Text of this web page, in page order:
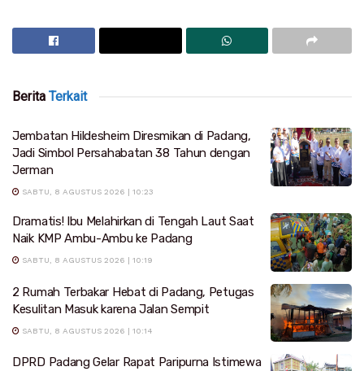
Berita Terkait
Jembatan Hildesheim Diresmikan di Padang,
Jadi Simbol Persahabatan 38 Tahun dengan
Jerman
SABTU, 8 AGUSTUS 2026 | 10:23
Dramatis! Ibu Melahirkan di Tengah Laut Saat
Naik KMP Ambu-Ambu ke Padang
SABTU, 8 AGUSTUS 2026 | 10:19
2 Rumah Terbakar Hebat di Padang, Petugas
Kesulitan Masuk karena Jalan Sempit
SABTU, 8 AGUSTUS 2026 | 10:14
DPRD Padang Gelar Rapat Paripurna Istimewa